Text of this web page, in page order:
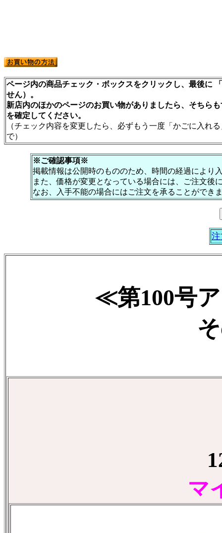
ページ内の商品チェック・ボックスをクリックし、最後に
せん）。
新店内のほかのページのお買い物がありましたら、そちら
を確定してください。
（チェック内容を変更したら、必ずもう一度「かごに入れ
で）
※ご確認事項※
掲載情報は公開時のもののため、時間の経過により
また、価格が変更となっている場合には、ご注文後
なお、入手不能の場合にはご注文を承ることができ
≪第100号
マ